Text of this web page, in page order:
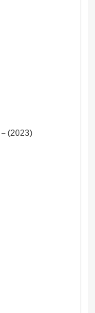
(2023)